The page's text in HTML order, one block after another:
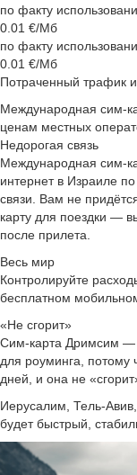
по факту
0.01 €/Мб
по факту
0.01 €/Мб
Потраченный трафик
Международная
ценам местных
Недорогая связь
Международная
интернет в Израиле
связи. Вам не
карту для поездки —
после прилета.
Весь мир
Контролируйте
бесплатном
«Не сгорит»
Сим-карта Дримсим —
для роуминга, потому
дней, и она не
Иерусалим, Тель-
будет быстрый,